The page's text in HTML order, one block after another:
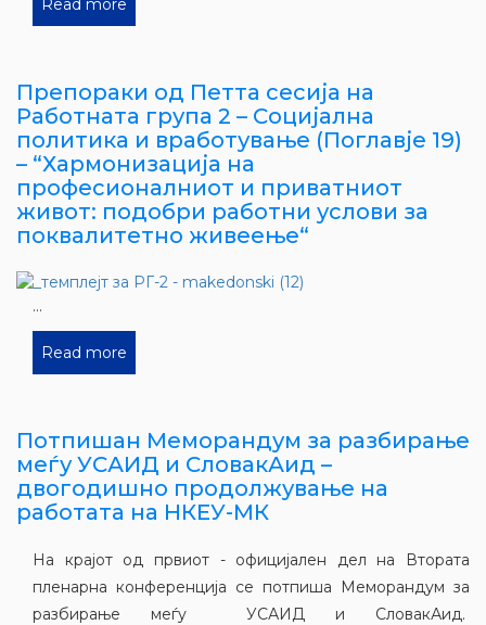
Read more
Препораки од Петта сесија на
Работната група 2 – Социјална
политика и вработување (Поглавје 19)
– “Хармонизација на
професионалниот и приватниот
живот: подобри работни услови за
поквалитетно живеење“
...
Read more
Потпишан Меморандум за разбирање
меѓу УСАИД и СловакАид –
двогодишно продолжување на
работата на НКЕУ-МК
На крајот од првиот - официјален дел на Втората
пленарна конференција се потпиша Меморандум за
разбирање меѓу УСАИД и СловакАид.